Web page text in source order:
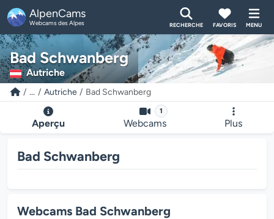
AlpenCams
Webcams des Alpes RECHERCHE FAVORIS MENU
Bad Schwanberg
Autriche
... Autriche Bad Schwanberg
Aperçu
1
Webcams Plus
Bad Schwanberg
Webcams Bad Schwanberg